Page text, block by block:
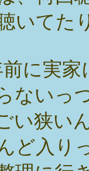
いてた
に実
ないっ
い狭い
ど入り